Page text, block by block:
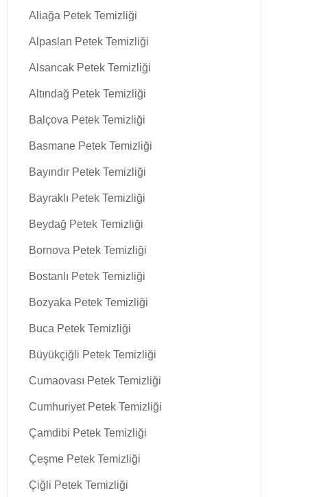
Aliağa Petek Temizliği
Alpaslan Petek Temizliği
Alsancak Petek Temizliği
Altındağ Petek Temizliği
Balçova Petek Temizliği
Basmane Petek Temizliği
Bayındır Petek Temizliği
Bayraklı Petek Temizliği
Beydağ Petek Temizliği
Bornova Petek Temizliği
Bostanlı Petek Temizliği
Bozyaka Petek Temizliği
Buca Petek Temizliği
Büyükçiğli Petek Temizliği
Cumaovası Petek Temizliği
Cumhuriyet Petek Temizliği
Çamdibi Petek Temizliği
Çeşme Petek Temizliği
Çiğli Petek Temizliği